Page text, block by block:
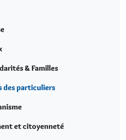
& Familles
des particuliers
et citoyenneté